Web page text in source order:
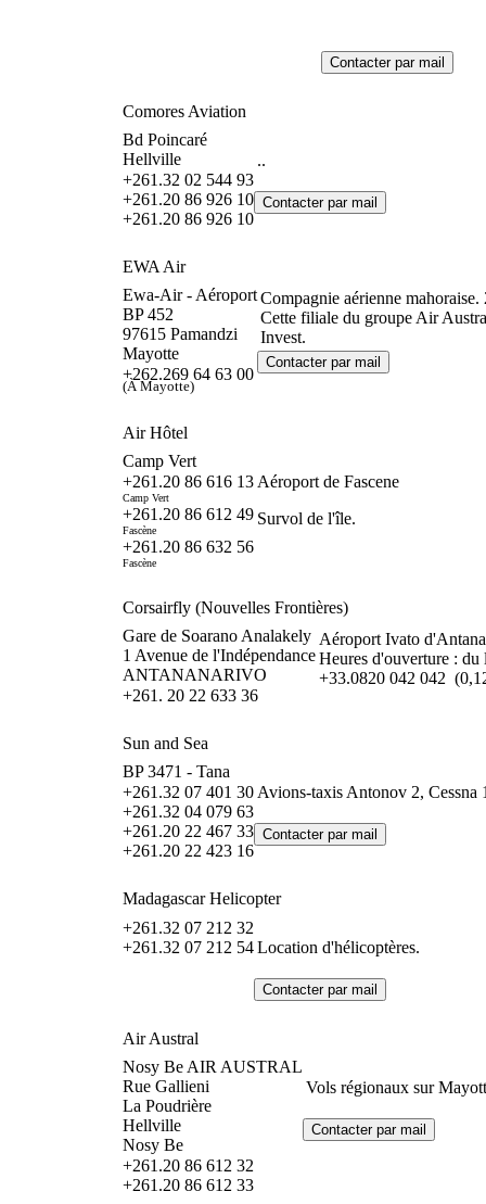
Comores Aviation
Bd Poincaré
Hellville
+261.32 02 544 93
+261.20 86 926 10
+261.20 86 926 10
..
EWA Air
Ewa-Air - Aéroport
BP 452
97615 Pamandzi
Mayotte
+262.269 64 63 00
(À Mayotte)
Compagnie aérienne
Cette filiale du groupe Air
Invest.
Air Hôtel
Camp Vert
+261.20 86 616 13
Camp Vert
+261.20 86 612 49
Fascène
+261.20 86 632 56
Fascène
Aéroport de Fascene
Survol de l'île.
Corsairfly (Nouvelles Frontières)
Gare de Soarano Analakely
1 Avenue de l'Indépendance
ANTANANARIVO
+261. 20 22 633 36
Aéroport Ivato
Heures d'ouverture : du
+33.0820 042 042
Sun and Sea
BP 3471 - Tana
+261.32 07 401 30
+261.32 04 079 63
+261.20 22 467 33
+261.20 22 423 16
Avions-taxis Antonov 2, Cessna
Madagascar Helicopter
+261.32 07 212 32
+261.32 07 212 54Location d'hélicoptères.
Air Austral
Nosy Be AIR AUSTRAL
Rue Gallieni
La Poudrière
Hellville
Nosy Be
+261.20 86 612 32
+261.20 86 612 33
Vols régionaux sur